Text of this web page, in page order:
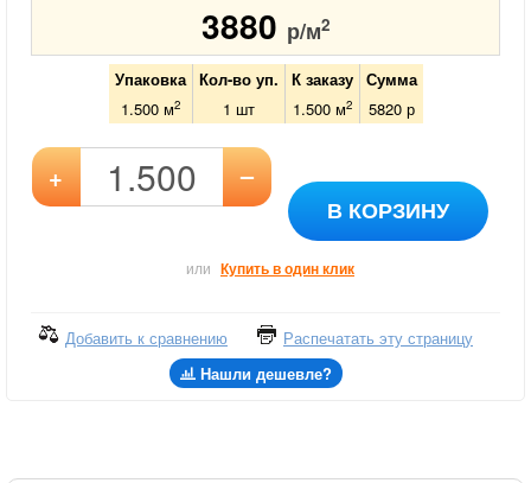
3880 р/м2
Упаковка Кол-во уп. К заказу
Сумма
1.500 м2 1 шт 1.500м2 5820р
+ –
В КОРЗИНУ
или Купить в один клик
Добавить к сравнению
Распечатать эту страницу
Нашли дешевле?